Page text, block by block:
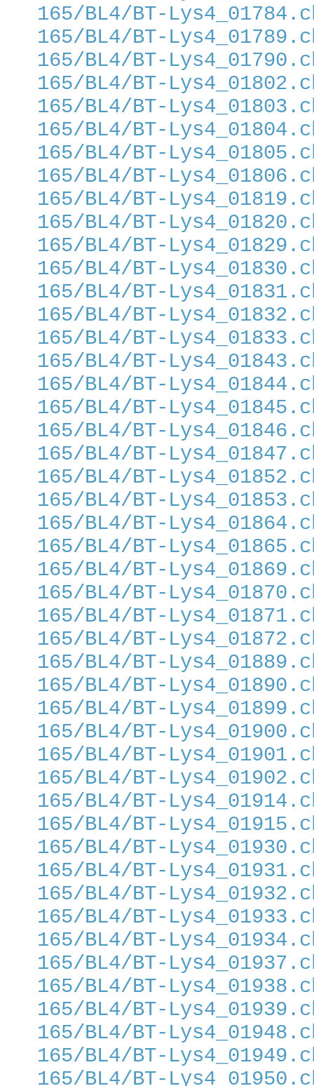
165/BL4/BT-
165/BL4/BT-
165/BL4/BT-
165/BL4/BT-
165/BL4/BT-
165/BL4/BT-
165/BL4/BT-
165/BL4/BT-
165/BL4/BT-
165/BL4/BT-
165/BL4/BT-
165/BL4/BT-
165/BL4/BT-
165/BL4/BT-
165/BL4/BT-
165/BL4/BT-
165/BL4/BT-
165/BL4/BT-
165/BL4/BT-
165/BL4/BT-
165/BL4/BT-
165/BL4/BT-
165/BL4/BT-
165/BL4/BT-
165/BL4/BT-
165/BL4/BT-
165/BL4/BT-
165/BL4/BT-
165/BL4/BT-
165/BL4/BT-
165/BL4/BT-
165/BL4/BT-
165/BL4/BT-
165/BL4/BT-
165/BL4/BT-
165/BL4/BT-
165/BL4/BT-
165/BL4/BT-
165/BL4/BT-
165/BL4/BT-
165/BL4/BT-
165/BL4/BT-
165/BL4/BT-
165/BL4/BT-
165/BL4/BT-
165/BL4/BT-
165/BL4/BT-